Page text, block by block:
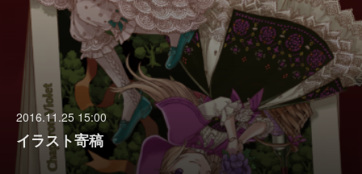
2016.11.25 15:00
イラスト寄稿